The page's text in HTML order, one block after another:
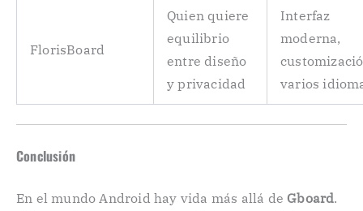
FlorisBoard
Quien quiere
equilibrio
entre diseño
y privacidad
Interfaz
moderna,
varios
Conclusión
En el mundo Android hay vida más allá de Gboard.